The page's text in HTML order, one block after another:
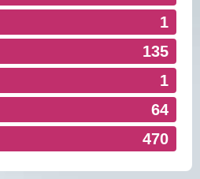
1
135
1
64
470